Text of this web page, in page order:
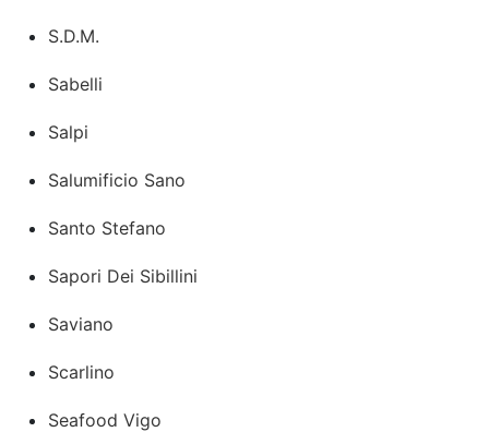
S.D.M.
Sabelli
Salpi
Salumificio Sano
Santo Stefano
Sapori Dei Sibillini
Saviano
Scarlino
Seafood Vigo